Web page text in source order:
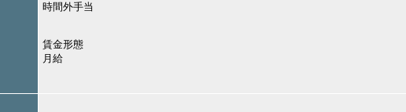
時間外手当
賃金形態
月給